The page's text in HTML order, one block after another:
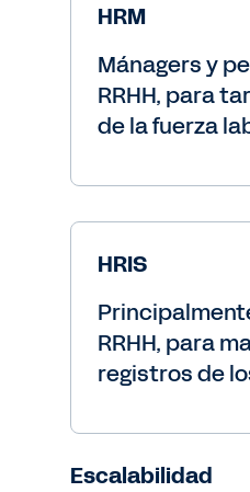
HRM
Mánagers y
RRHH, para
de la fuerza
HRIS
RRHH, para
registros de
Escalabilidad